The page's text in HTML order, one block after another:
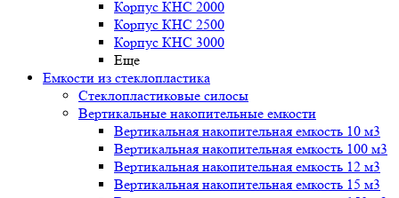
Корпус КНС 2000
Корпус КНС 2500
Корпус КНС 3000
Еще
Емкости из стеклопластика
Стеклопластиковые силосы
Вертикальные накопительные емкости
Вертикальная накопительная емкость 10 м3
Вертикальная накопительная емкость 100 м3
Вертикальная накопительная емкость 12 м3
Вертикальная накопительная емкость 15 м3